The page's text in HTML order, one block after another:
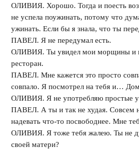
ОЛИВИЯ. Хорошо. Тогда и поесть
не успела поужинать, потому что
ужинать. Если бы я знала, что ты
ПАВЕЛ. Я не передумал есть.
ОЛИВИЯ. Ты увидел мои морщины и
ресторан.
ПАВЕЛ. Мне кажется это просто
совпало. Я посмотрел на тебя и…
ОЛИВИЯ. Я не употребляю простые
ПАВЕЛ. А ты и так не худая. Совсем
надевать что-то посвободнее. Мне
ОЛИВИЯ. Я тоже тебя жалею. Ты не
своей матери?